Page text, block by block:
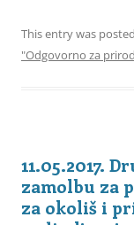
This entry was
"Odgovorno za
11.05.2017.
zamolbu za
za okoliš i